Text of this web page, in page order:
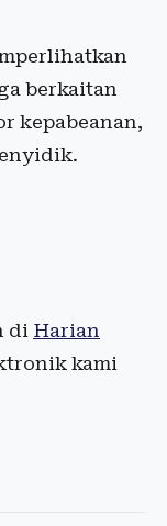
berkaitan
kepabeanan,
di Harian
kami